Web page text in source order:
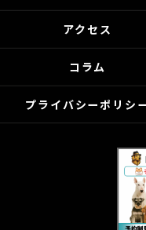
アクセス
コラム
プライバシーポリシ